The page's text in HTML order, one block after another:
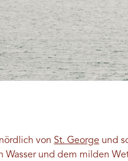
von St. George und
Wasser und dem milden